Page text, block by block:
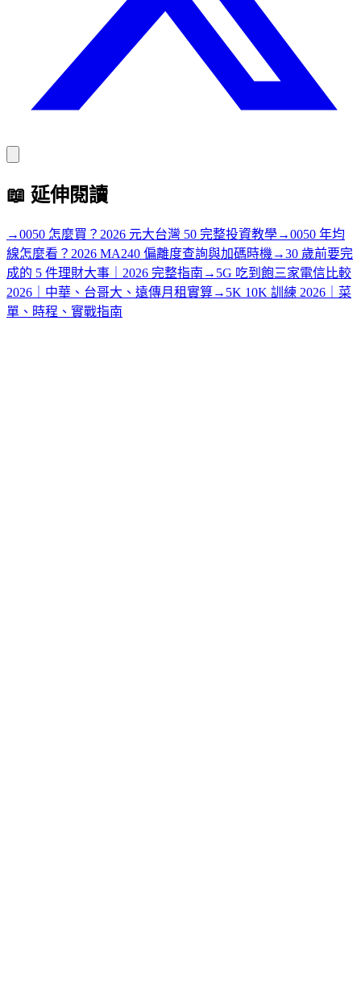
📖 延伸閱讀
→0050 怎麼買？2026 元大台灣 50 完整投資教學→0050 年均
線怎麼看？2026 MA240 偏離度查詢與加碼時機 →30 歲前要完
成的 5 件理財大事｜2026 完整指南 → 5G 吃到飽三家電信比較
2026｜中華、台哥大、遠傳月租實算→ 5K 10K 訓練 2026｜菜
單、時程、實戰指南